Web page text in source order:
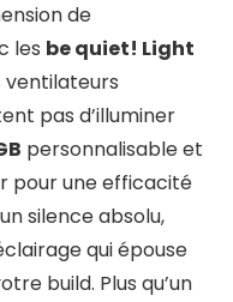
de
les be quiet! Light
ventilateurs
pas d’illuminer
personnalisable et
pour une efficacité
silence absolu,
qui épouse
build. Plus qu’un